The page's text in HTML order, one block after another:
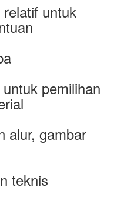
untuk
pemilihan
alur, gambar
teknis